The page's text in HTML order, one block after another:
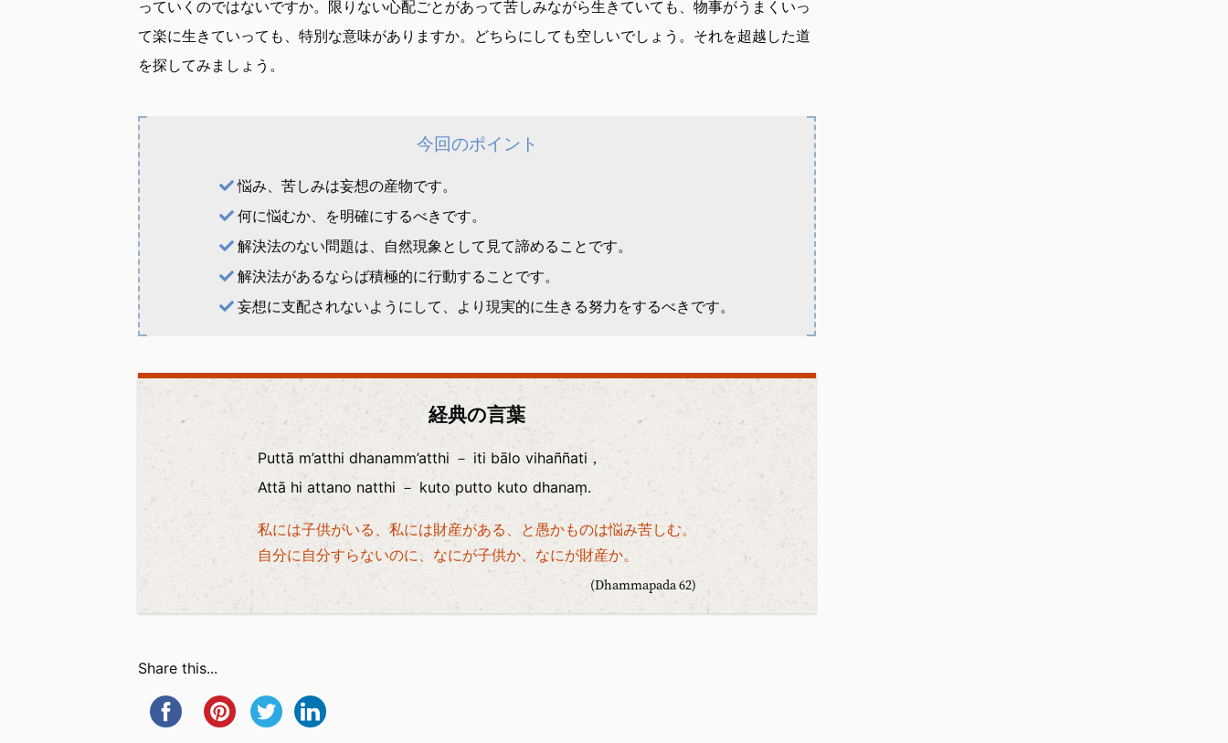
っていくのではないですか。限りない心配ごとがあって苦しみながら生きていても、物事がうまくいっ
て楽に生きていっても、特別な意味がありますか。どちらにしても空しいでしょう。それを超越した道
を探してみましょう。
今回のポイント
悩み、苦しみは妄想の産物です。
何に悩むか、を明確にするべきです。
解決法のない問題は、自然現象として見て諦めることです。
解決法があるならば積極的に行動することです。
妄想に支配されないようにして、より現実的に生きる努力をするべきです。
経典の言葉
Puttā m’atthi dhanamm’atthi － iti bālo vihaññati，
Attā hi attano natthi － kuto putto kuto dhanaṃ.
私には子供がいる、私には財産がある、と愚かものは悩み苦しむ。
自分に自分すらないのに、なにが子供か、なにが財産か。
(Dhammapada 62)
Share this...